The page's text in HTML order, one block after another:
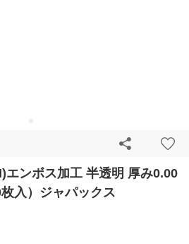
エンボス加工 半透明 厚み0.00
入）ジャパックス